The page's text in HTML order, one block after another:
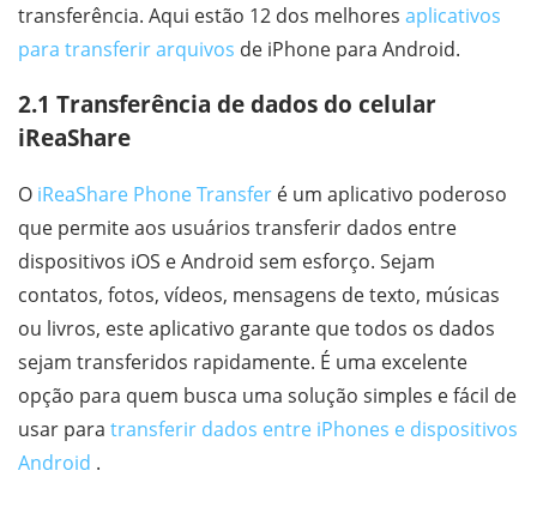
transferência. Aqui estão 12 dos melhores aplicativos
para transferir arquivos de iPhone para Android.
2.1 Transferência de dados do celular
iReaShare
O iReaShare Phone Transfer é um aplicativo poderoso
que permite aos usuários transferir dados entre
dispositivos iOS e Android sem esforço. Sejam
contatos, fotos, vídeos, mensagens de texto, músicas
ou livros, este aplicativo garante que todos os dados
sejam transferidos rapidamente. É uma excelente
opção para quem busca uma solução simples e fácil de
usar para transferir dados entre iPhones e dispositivos
Android .